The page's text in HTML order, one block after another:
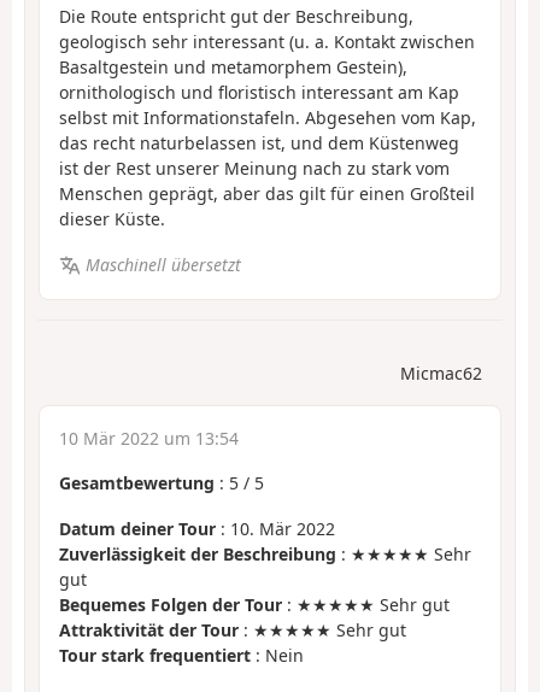
Die Route entspricht gut der Beschreibung,
geologisch sehr interessant (u. a. Kontakt zwischen
Basaltgestein und metamorphem Gestein),
ornithologisch und floristisch interessant am Kap
selbst mit Informationstafeln. Abgesehen vom Kap,
das recht naturbelassen ist, und dem Küstenweg
ist der Rest unserer Meinung nach zu stark vom
Menschen geprägt, aber das gilt für einen Großteil
dieser Küste.
Maschinell übersetzt
Micmac62
10 Mär 2022 um 13:54
Gesamtbewertung : 5 / 5
Datum deiner Tour : 10. Mär 2022
Zuverlässigkeit der Beschreibung : ★★★★★ Sehr
gut
Bequemes Folgen der Tour : ★★★★★ Sehr gut
Attraktivität der Tour : ★★★★★ Sehr gut
Tour stark frequentiert : Nein